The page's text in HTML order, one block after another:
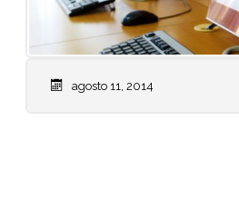
agosto 11, 2014